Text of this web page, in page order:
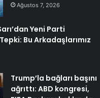
Ağustos 7, 2026
Yeni Parti
Bu Arkadaşlarımız
Trump’la bağları başını
ağrıttı: ABD kongresi,